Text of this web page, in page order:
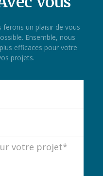
un plaisir de vous
Ensemble, nous
efficaces pour votre
projets.